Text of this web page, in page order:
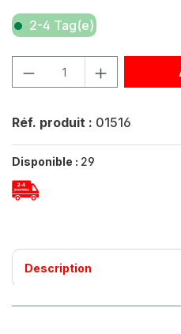
2-4 Tag(e)
Quantité de produit :
Réf. produit : 01516
Disponible : 29
Description